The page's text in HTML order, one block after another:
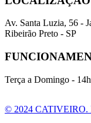
Av. Santa Luzia, 56 -
Ribeirão Preto - SP
Terça a Domingo -
© 2024 CATIVEIRO.